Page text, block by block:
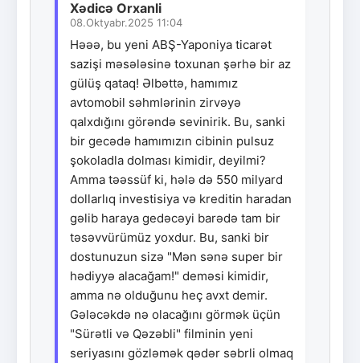
Xədicə Orxanli
08.Oktyabr.2025 11:04
Həəə, bu yeni ABŞ-Yaponiya ticarət
sazişi məsələsinə toxunan şərhə bir az
gülüş qataq! Əlbəttə, hamımız
avtomobil səhmlərinin zirvəyə
qalxdığını görəndə sevinirik. Bu, sanki
bir gecədə hamımızın cibinin pulsuz
şokoladla dolması kimidir, deyilmi?
Amma təəssüf ki, hələ də 550 milyard
dollarlıq investisiya və kreditin haradan
gəlib haraya gedəcəyi barədə tam bir
təsəvvürümüz yoxdur. Bu, sanki bir
dostunuzun sizə "Mən sənə super bir
hədiyyə alacağam!" deməsi kimidir,
amma nə olduğunu heç avxt demir.
Gələcəkdə nə olacağını görmək üçün
"Sürətli və Qəzəbli" filminin yeni
seriyasını gözləmək qədər səbrli olmaq